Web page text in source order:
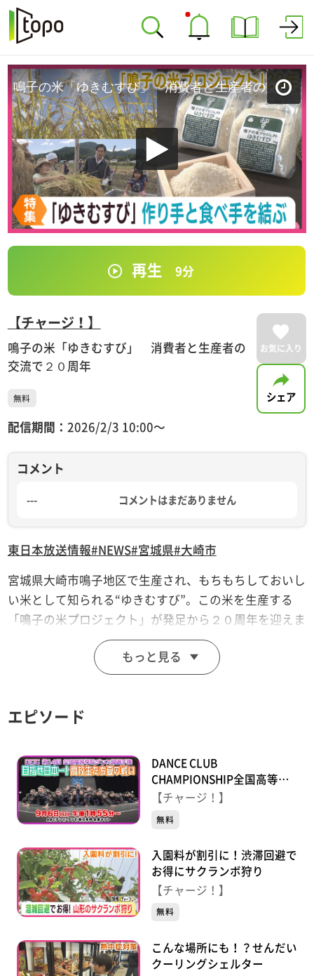
鳴子の米「ゆきむすび」 消費者と生産者の交流で２０周年
再生 9分
【チャージ！】
鳴子の米「ゆきむすび」 消費者と生産者の
交流で２０周年
無料
配信期間： 2026/2/3 10:00〜
お気に入り
シェア
コメント
--- コメントはまだありません
東日本放送情報#NEWS#宮城県#大崎市
宮城県大崎市鳴子地区で生産され、もちもちしておいし
い米として知られる“ゆきむすび”。この米を生産する
「鳴子の米プロジェクト」が発足から２０周年を迎えま
した。全国の消費者をはじめ、多くの人に支えられて作
られるこの米が、鳴子地区に何をもたらしたのか取材。
【放送日】2026年1月21日(水)
もっと見る
エピソード
DANCE CLUB
CHAMPIONSHIP全国高等学
校ダンス部選手権
【チャージ！】
無料
入園料が割引に！渋滞回避で
お得にサクランボ狩り
【チャージ！】
無料
こんな場所にも！？せんだい
クーリングシェルター